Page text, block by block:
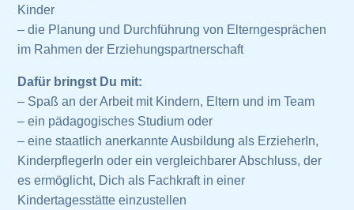
Kinder
– die Planung und Durchführung von Elterngesprächen
im Rahmen der Erziehungspartnerschaft
Dafür bringst Du mit:
– Spaß an der Arbeit mit Kindern, Eltern und im Team
– ein pädagogisches Studium oder
– eine staatlich anerkannte Ausbildung als ErzieherIn,
KinderpflegerIn oder ein vergleichbarer Abschluss, der
es ermöglicht, Dich als Fachkraft in einer
Kindertagesstätte einzustellen